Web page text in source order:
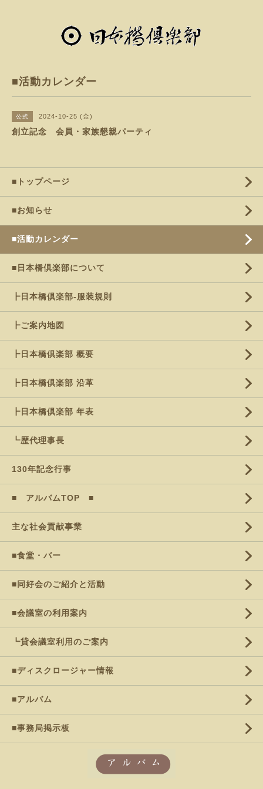
■活動カレンダー
公式 2024-10-25 (金)
創立記念 会員・家族懇親パーティ
■トップページ
■お知らせ
■活動カレンダー
■日本橋倶楽部について
┣日本橋倶楽部-服装規則
┣ご案内地図
┣日本橋倶楽部 概要
┣日本橋倶楽部 沿革
┣日本橋倶楽部 年表
┗歴代理事長
130年記念行事
■ アルバムTOP ■
主な社会貢献事業
■食堂・バー
■同好会のご紹介と活動
■会議室の利用案内
┗貸会議室利用のご案内
■ディスクロージャー情報
■アルバム
■事務局掲示板